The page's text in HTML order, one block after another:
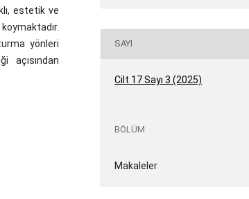
estetik ve
yönleri
SAYI
Cilt 17 Sayı 3 (2025)
BÖLÜM
Makaleler